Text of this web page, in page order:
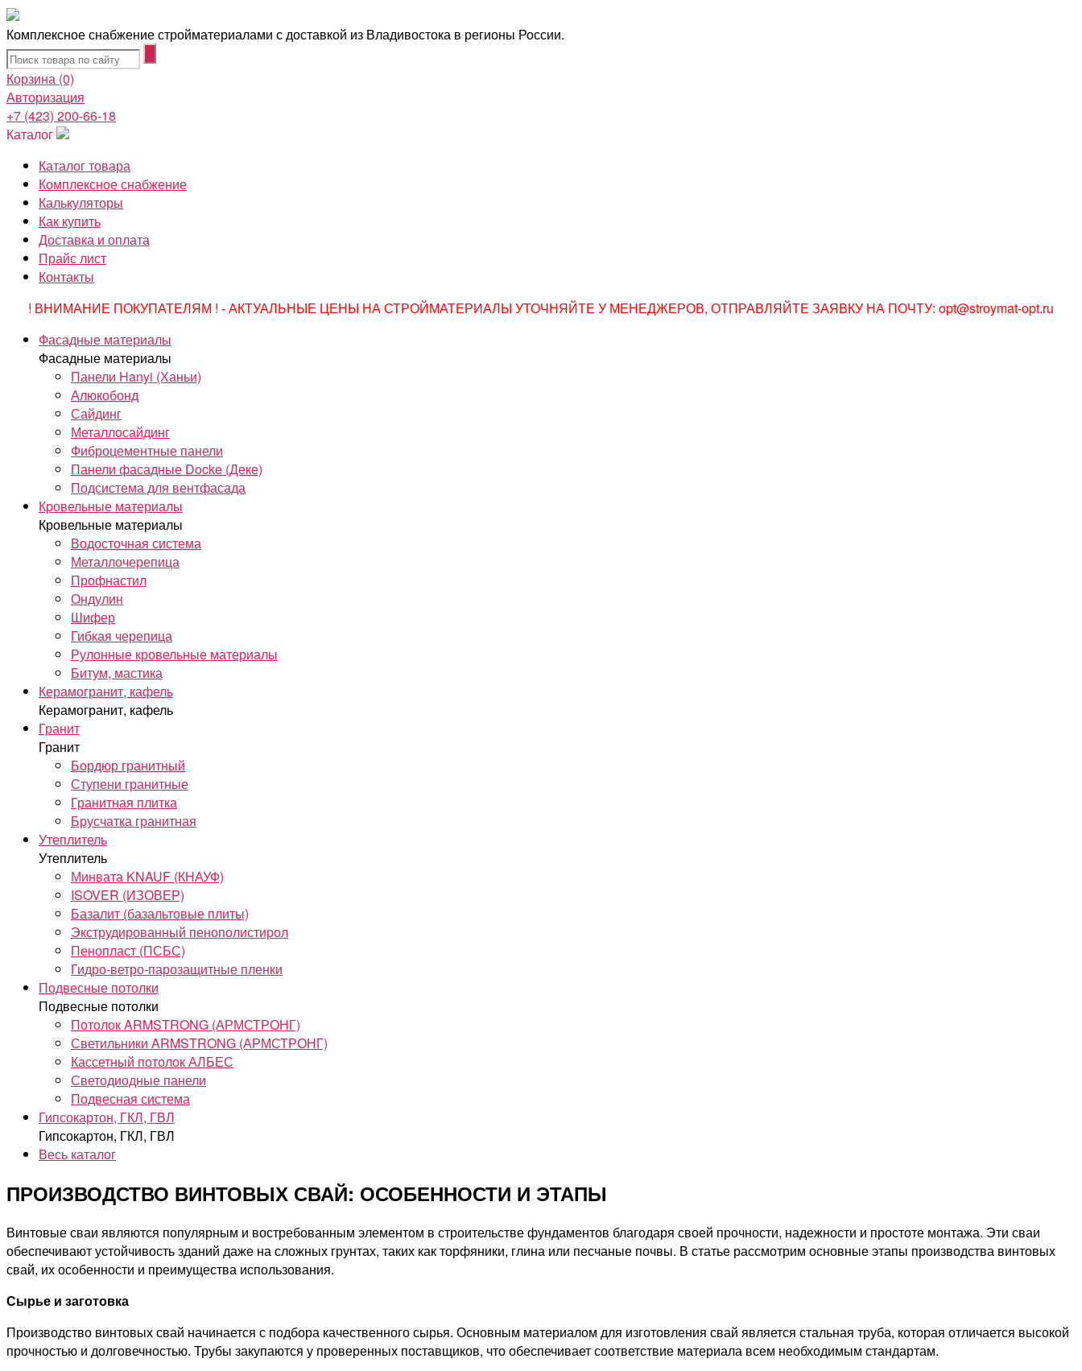
Комплексное снабжение стройматериалами с доставкой из Владивостока в регионы России.
Корзина (0)
Авторизация
+7 (423) 200-66-18
Каталог
Каталог товара
Комплексное снабжение
Калькуляторы
Как купить
Доставка и оплата
Прайс лист
Контакты
! ВНИМАНИЕ ПОКУПАТЕЛЯМ ! - АКТУАЛЬНЫЕ ЦЕНЫ НА СТРОЙМАТЕРИАЛЫ УТОЧНЯЙТЕ У МЕНЕДЖЕРОВ, ОТПРАВЛЯЙТЕ ЗАЯВКУ НА ПОЧТУ: opt@stroymat-opt.ru
Фасадные материалы
Фасадные материалы
Панели Hanyi (Ханьи)
Алюкобонд
Сайдинг
Металлосайдинг
Фиброцементные панели
Панели фасадные Docke (Деке)
Подсистема для вентфасада
Кровельные материалы
Кровельные материалы
Водосточная система
Металлочерепица
Профнастил
Ондулин
Шифер
Гибкая черепица
Рулонные кровельные материалы
Битум, мастика
Керамогранит, кафель
Керамогранит, кафель
Гранит
Гранит
Бордюр гранитный
Ступени гранитные
Гранитная плитка
Брусчатка гранитная
Утеплитель
Утеплитель
Минвата KNAUF (КНАУФ)
ISOVER (ИЗОВЕР)
Базалит (базальтовые плиты)
Экструдированный пенополистирол
Пенопласт (ПСБС)
Гидро-ветро-парозащитные пленки
Подвесные потолки
Подвесные потолки
Потолок ARMSTRONG (АРМСТРОНГ)
Светильники ARMSTRONG (АРМСТРОНГ)
Кассетный потолок АЛБЕС
Светодиодные панели
Подвесная система
Гипсокартон, ГКЛ, ГВЛ
Гипсокартон, ГКЛ, ГВЛ
Весь каталог
ПРОИЗВОДСТВО ВИНТОВЫХ СВАЙ: ОСОБЕННОСТИ И ЭТАПЫ
Винтовые сваи являются популярным и востребованным элементом в строительстве фундаментов благодаря своей прочности, надежности и простоте монтажа. Эти сваи
обеспечивают устойчивость зданий даже на сложных грунтах, таких как торфяники, глина или песчаные почвы. В статье рассмотрим основные этапы производства винтовых
свай, их особенности и преимущества использования.
Сырье и заготовка
Производство винтовых свай начинается с подбора качественного сырья. Основным материалом для изготовления свай является стальная труба, которая отличается высокой
прочностью и долговечностью. Трубы закупаются у проверенных поставщиков, что обеспечивает соответствие материала всем необходимым стандартам.